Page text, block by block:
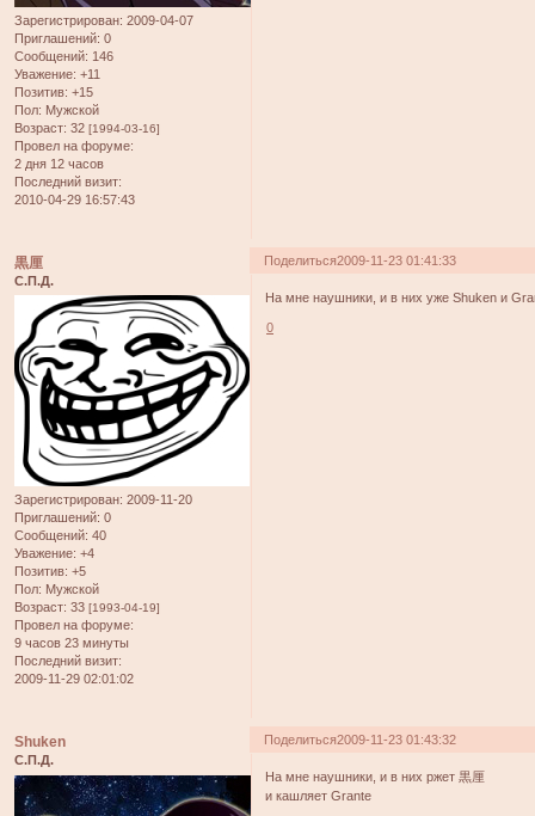
Зарегистрирован: 2009-04-07
Приглашений: 0
Сообщений: 146
Уважение: +11
Позитив: +15
Пол: Мужской
Возраст: 32 [1994-03-16]
Провел на форуме:
2 дня 12 часов
Последний визит:
2010-04-29 16:57:43
Поделиться2009-11-23 01:41:33
黒厘
С.П.Д.
Зарегистрирован: 2009-11-20
Приглашений: 0
Сообщений: 40
Уважение: +4
Позитив: +5
Пол: Мужской
Возраст: 33 [1993-04-19]
Провел на форуме:
9 часов 23 минуты
Последний визит:
2009-11-29 02:01:02
На мне наушники, и в них уже Shuken и
0
Поделиться2009-11-23 01:43:32
Shuken
С.П.Д.
На мне наушники, и в них ржет 黒厘
и кашляет Grante